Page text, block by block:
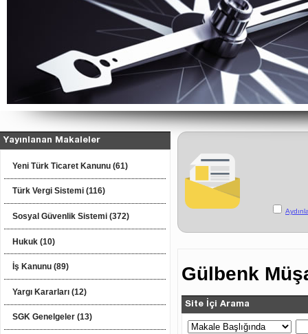
Yayınlanan Makaleler
Yeni Türk Ticaret Kanunu (61)
Türk Vergi Sistemi (116)
Sosyal Güvenlik Sistemi (372)
Hukuk (10)
İş Kanunu (89)
Yargı Kararları (12)
SGK Genelgeler (13)
Gülbenk
Site İçi Arama